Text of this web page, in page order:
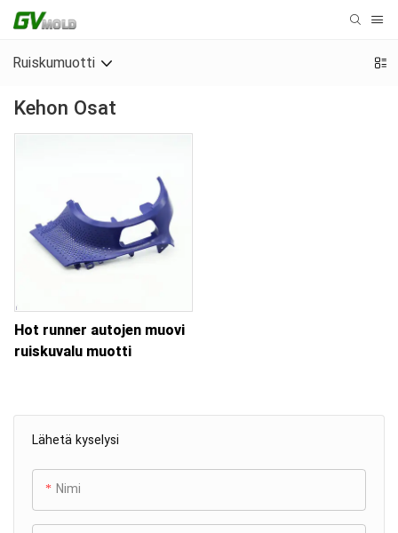
Ruiskumuotti
Kehon Osat
Lähetä kyselysi
Nimi
Hot runner autojen muovi
ruiskuvalu muotti